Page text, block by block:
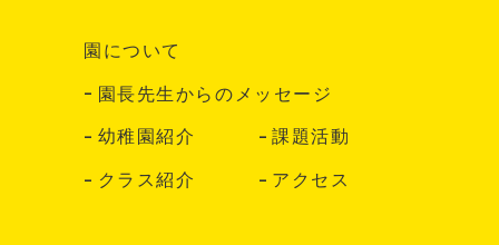
園について
園長先生からのメッセージ
幼稚園紹介
課題活動
クラス紹介
アクセス